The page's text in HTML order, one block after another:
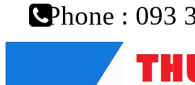
Phone : 093